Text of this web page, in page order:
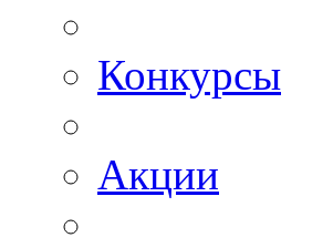
Конкурсы
Акции